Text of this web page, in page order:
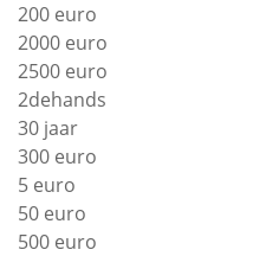
200 euro
2000 euro
2500 euro
2dehands
30 jaar
300 euro
5 euro
50 euro
500 euro